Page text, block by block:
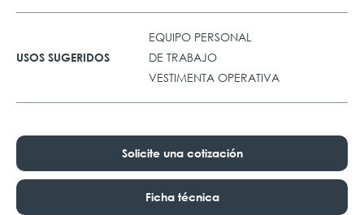
USOS SUGERIDOS
EQUIPO PERSONAL
DE TRABAJO
VESTIMENTA OPERATIVA
Solicite una cotización
Ficha técnica